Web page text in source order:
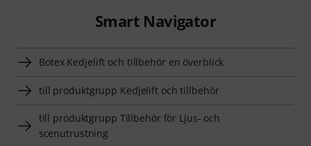
Smart Navigator
Botex Kedjelift och tillbehör en överblick
till produktgrupp Kedjelift och tillbehör
till produktgrupp Tillbehör för Ljus- och
scenutrustning